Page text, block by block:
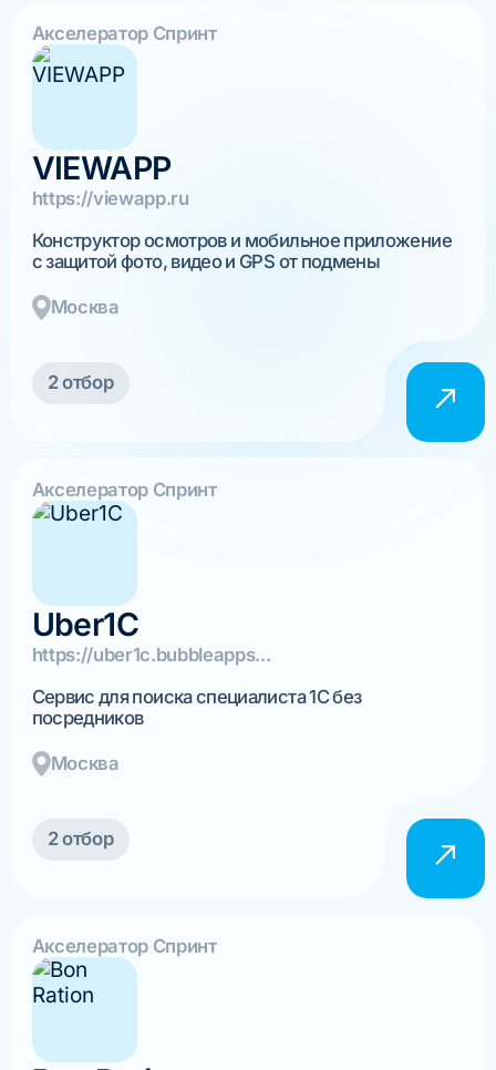
Акселератор Спринт
VIEWAPP
https://viewapp.ru
Конструктор осмотров и мобильное приложение
с защитой фото, видео и GPS от подмены
Москва
2 отбор
Акселератор Спринт
Uber1C
https://uber1c.bubbleapps...
Сервис для поиска специалиста 1С без
посредников
Москва
2 отбор
Акселератор Спринт